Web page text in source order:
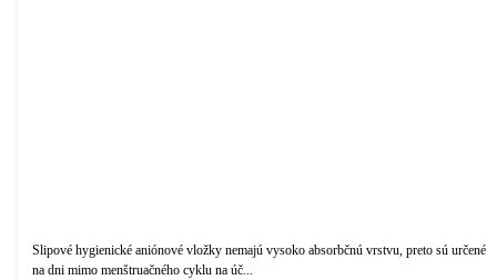
Slipové hygienické aniónové vložky nemajú vysoko absorbčnú vrstvu, preto sú určené
na dni mimo menštruačného cyklu na úč...